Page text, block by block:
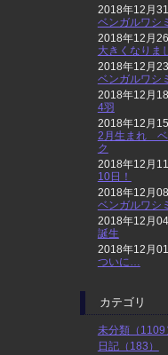
2018年12月
ベンガルワシ
2018年12月
大きくなりま
2018年12月
ベンガルワシ
2018年12月
4羽
2018年12月
2月生まれ ベ
ク
2018年12月
10日！
2018年12月
ベンガルワシ
2018年12月
誕生
2018年12月
ついに…
カテゴリ
未分類（1109
日記（183）